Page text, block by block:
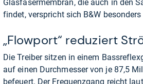
Glasfasermembran, die auch in den
findet, verspricht sich B&W
„Flowport“ reduziert
Die Treiber sitzen in einem
auf einen Durchmesser von je 87,5
befeuert. Der Frequenzgang reicht